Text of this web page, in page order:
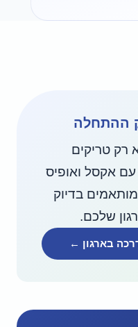
טריקים
אקסל ואופיס
בדיוק
שלכם.
בארגון ←